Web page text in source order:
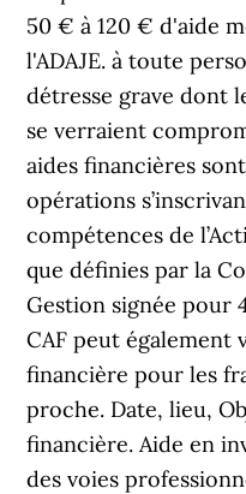
50 € à 120 € d'aide
l'ADAJE. à toute
détresse grave dont
se verraient
aides financières
opérations
compétences de
que définies par la
Gestion signée pour
CAF peut également
financière pour les
proche. Date, lieu,
financière. Aide en
des voies